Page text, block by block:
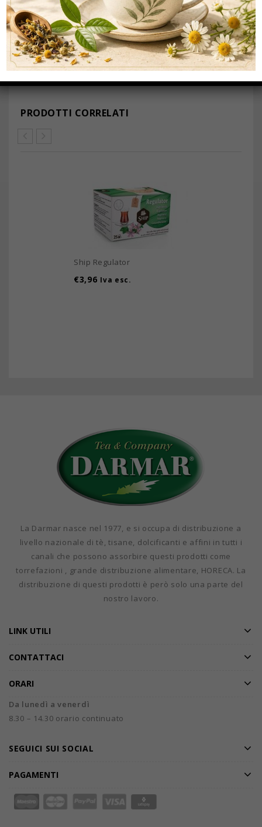
carta
PRODOTTI CORRELATI
Ship Regulator
€3,96 Iva esc.
La Darmar nasce nel 1977, e si occupa di distribuzione a
livello nazionale di tè, tisane, dolcificanti e affini in tutti i
canali che possono assorbire questi prodotti come
torrefazioni , grande distribuzione alimentare, HORECA. La
distribuzione di questi prodotti è però solo una parte del
nostro lavoro.
LINK UTILI
CONTATTACI
ORARI
Da lunedì a venerdì
8.30 – 14.30 orario continuato
SEGUICI SUI SOCIAL
PAGAMENTI